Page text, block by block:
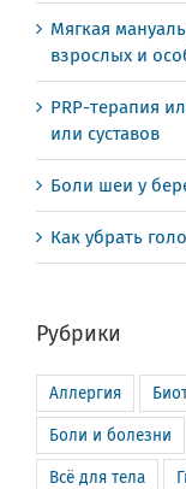
Мягкая
взрослых и
PRP-терапия
или суставов
Боли шеи у
Как убрать
Рубрики
Аллергия
Боли и болезни
Всё для тела